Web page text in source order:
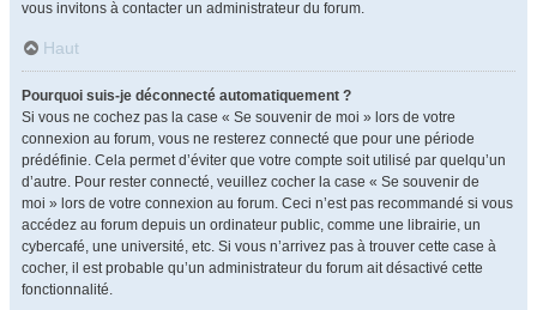
vous invitons à contacter un administrateur du forum.
Haut
Pourquoi suis-je déconnecté automatiquement ?
Si vous ne cochez pas la case « Se souvenir de moi » lors de votre
connexion au forum, vous ne resterez connecté que pour une période
prédéfinie. Cela permet d’éviter que votre compte soit utilisé par quelqu’un
d’autre. Pour rester connecté, veuillez cocher la case « Se souvenir de
moi » lors de votre connexion au forum. Ceci n’est pas recommandé si vous
accédez au forum depuis un ordinateur public, comme une librairie, un
cybercafé, une université, etc. Si vous n’arrivez pas à trouver cette case à
cocher, il est probable qu’un administrateur du forum ait désactivé cette
fonctionnalité.